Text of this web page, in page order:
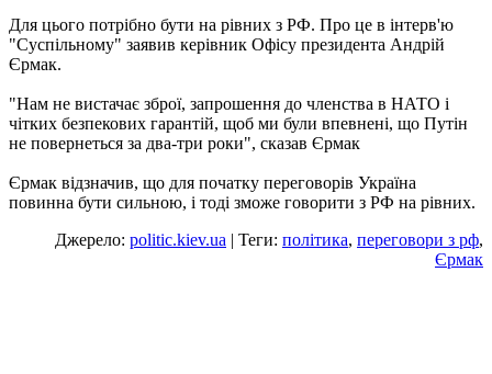
Для цього потрібно бути на рівних з РФ. Про це в інтерв'ю
"Суспільному" заявив керівник Офісу президента Андрій
Єрмак.
"Нам не вистачає зброї, запрошення до членства в НАТО і
чітких безпекових гарантій, щоб ми були впевнені, що Путін
не повернеться за два-три роки", сказав Єрмак
Єрмак відзначив, що для початку переговорів Україна
повинна бути сильною, і тоді зможе говорити з РФ на рівних.
Джерело: politic.kiev.ua | Теги: політика, переговори з рф,
Єрмак